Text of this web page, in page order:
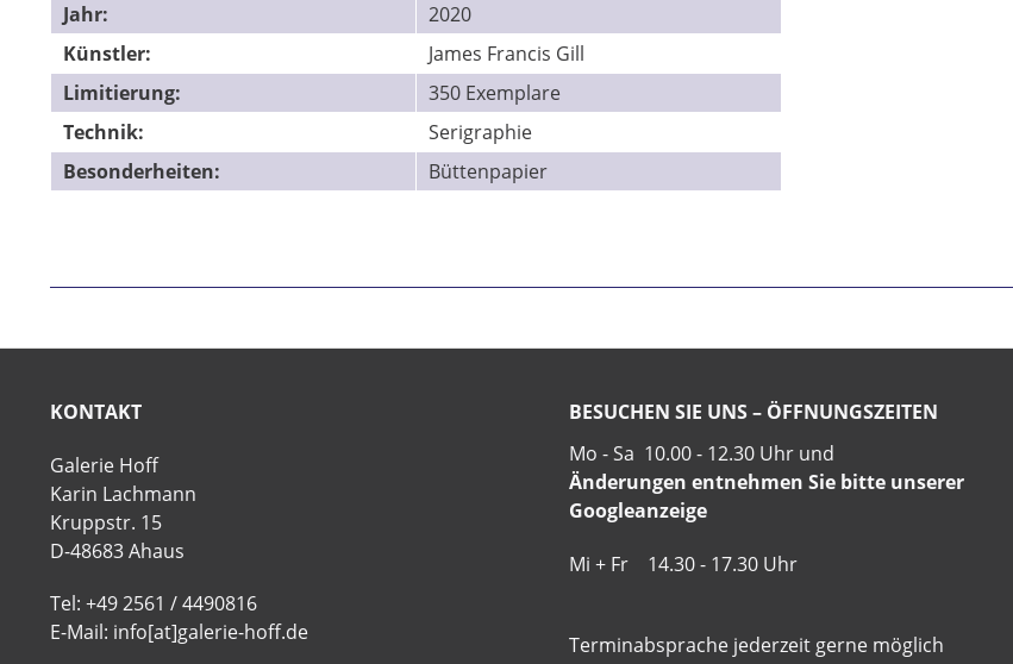
Jahr:
2020
Künstler:
James Francis Gill
Limitierung:
350 Exemplare
Technik:
Serigraphie
Besonderheiten:
Büttenpapier
KONTAKT
Galerie Hoff
Karin Lachmann
Kruppstr. 15
D-48683 Ahaus
Tel: +49 2561 / 4490816
E-Mail: info[at]galerie-hoff.de
BESUCHEN SIE UNS – ÖFFNUNGSZEITEN
Mo - Sa 10.00 - 12.30 Uhr und
Änderungen entnehmen Sie bitte unserer
Googleanzeige
Mi + Fr 14.30 - 17.30 Uhr
Terminabsprache jederzeit gerne möglich